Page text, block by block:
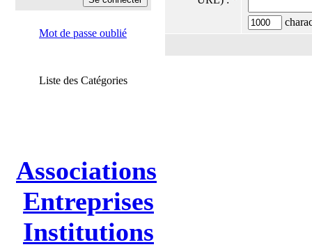
Mot de passe oublié
Liste des Catégories
Associations
Entreprises
Institutions